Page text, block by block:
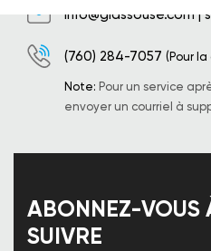
info@glassouse.com |
(760) 284-7057 (Pour
Note: Pour un service
envoyer un courriel à
ABONNEZ-VOUS
SUIVRE